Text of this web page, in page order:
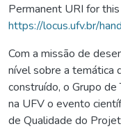
Permanent URI for
https://locus.ufv.br/
Com a missão de
nível sobre a temática
construído, o Grupo
na UFV o evento
de Qualidade do